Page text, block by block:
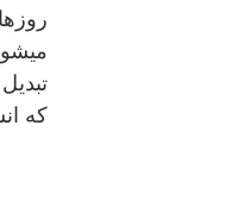
كه